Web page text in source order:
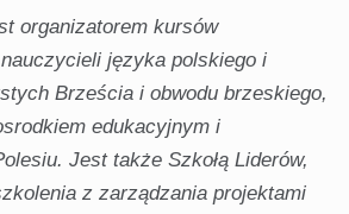
organizatorem kursów
języka polskiego i
Brześcia i obwodu brzeskiego,
edukacyjnym i
Jest także Szkołą Liderów,
z zarządzania projektami